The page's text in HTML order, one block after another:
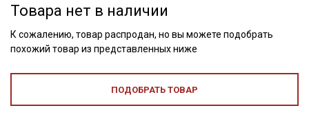
Товара нет в наличии
К сожалению, товар распродан, но вы можете подобрать
похожий товар из представленных ниже
ПОДОБРАТЬ ТОВАР